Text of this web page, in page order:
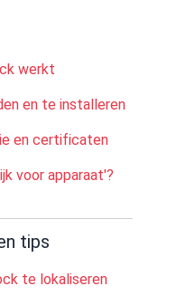
werkt
en te installeren
en certificaten
voor apparaat'?
tips
te lokaliseren